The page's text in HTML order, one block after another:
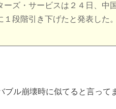
ズ・サービスは２４日、中
段階引き下げたと発表した。
ル崩壊時に似てると言って